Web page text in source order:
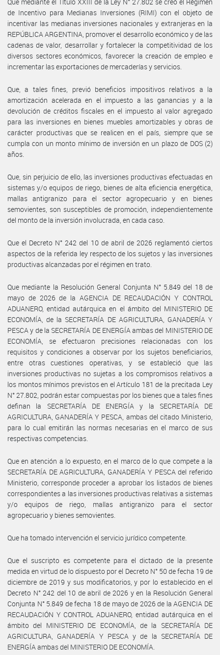
de Incentivo para Medianas Inversiones (RIMI) con el objeto de
incentivar las medianas inversiones nacionales y extranjeras en la
REPÚBLICA ARGENTINA, promover el desarrollo económico y de las
cadenas de valor, desarrollar y fortalecer la competitividad de los
diversos sectores económicos, favorecer la creación de empleo e
incrementar las exportaciones de mercaderías y servicios.
Que, a tales fines, previó beneficios impositivos relativos a la
amortización acelerada en el impuesto a las ganancias y a la
devolución de créditos fiscales en el impuesto al valor agregado
para las inversiones en bienes muebles amortizables y obras de
carácter productivas que se realicen en el país, siempre que se
cumpla con un monto mínimo de inversión en un plazo de DOS (2)
años.
Que, sin perjuicio de ello, las inversiones productivas efectuadas en
sistemas y/o equipos de riego, bienes de alta eficiencia energética,
mallas antigranizo para el sector agropecuario y en bienes
semovientes, son susceptibles de promoción, independientemente
del monto de la inversión involucrada, en cada caso.
Que el Decreto N° 242 del 10 de abril de 2026 reglamentó ciertos
aspectos de la referida ley respecto de los sujetos y las inversiones
productivas alcanzadas por el régimen en trato.
Que mediante la Resolución General Conjunta N° 5.849 del 18 de
mayo de 2026 de la AGENCIA DE RECAUDACIÓN Y CONTROL
ADUANERO, entidad autárquica en el ámbito del MINISTERIO DE
ECONOMÍA, de la SECRETARÍA DE AGRICULTURA, GANADERÍA Y
PESCA y de la SECRETARÍA DE ENERGÍA ambas del MINISTERIO DE
ECONOMÍA, se efectuaron precisiones relacionadas con los
requisitos y condiciones a observar por los sujetos beneficiarios,
entre otras cuestiones operativas, y se estableció que las
inversiones productivas no sujetas a los compromisos relativos a
los montos mínimos previstos en el Artículo 181 de la precitada Ley
N° 27.802, podrán estar compuestas por los bienes que a tales fines
definan la SECRETARÍA DE ENERGÍA y la SECRETARÍA DE
AGRICULTURA, GANADERÍA Y PESCA, ambas del citado Ministerio,
para lo cual emitirán las normas necesarias en el marco de sus
respectivas competencias.
Que en atención a lo expuesto, en el marco de lo que compete a la
SECRETARÍA DE AGRICULTURA, GANADERÍA Y PESCA del referido
Ministerio, corresponde proceder a aprobar los listados de bienes
correspondientes a las inversiones productivas relativas a sistemas
y/o equipos de riego, mallas antigranizo para el sector
agropecuario y bienes semovientes.
Que ha tomado intervención el servicio jurídico competente.
Que el suscripto es competente para el dictado de la presente
medida en virtud de lo dispuesto por el Decreto N° 50 de fecha 19 de
diciembre de 2019 y sus modificatorios, y por lo establecido en el
Decreto N° 242 del 10 de abril de 2026 y en la Resolución General
Conjunta N° 5.849 de fecha 18 de mayo de 2026 de la AGENCIA DE
RECAUDACIÓN Y CONTROL ADUANERO, entidad autárquica en el
ámbito del MINISTERIO DE ECONOMÍA, de la SECRETARÍA DE
AGRICULTURA, GANADERÍA Y PESCA y de la SECRETARÍA DE
ENERGÍA ambas del MINISTERIO DE ECONOMÍA.